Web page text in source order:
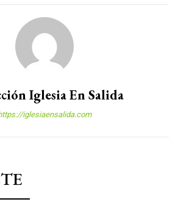
Iglesia En Salida
iglesiaensalida.com